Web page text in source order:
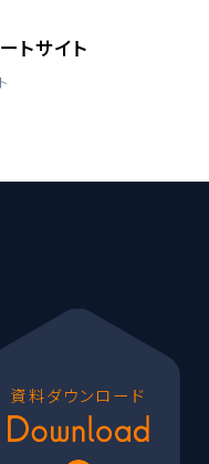
トサイト
資料ダウンロード